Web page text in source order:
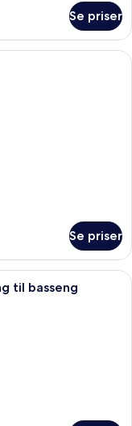
Se priser
2 enkeltsenger |
Se priser
1 kingsize-seng,
til basseng